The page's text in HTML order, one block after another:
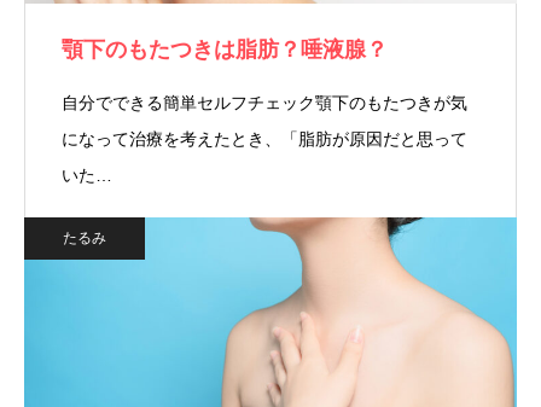
顎下のもたつきは脂肪？唾液腺？
自分でできる簡単セルフチェック顎下のもたつきが気
になって治療を考えたとき、「脂肪が原因だと思って
いた…
たるみ